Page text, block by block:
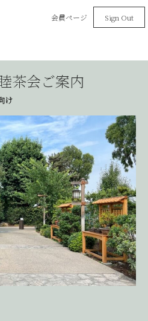
会員ページ Sign Out
茶会ご案内
け